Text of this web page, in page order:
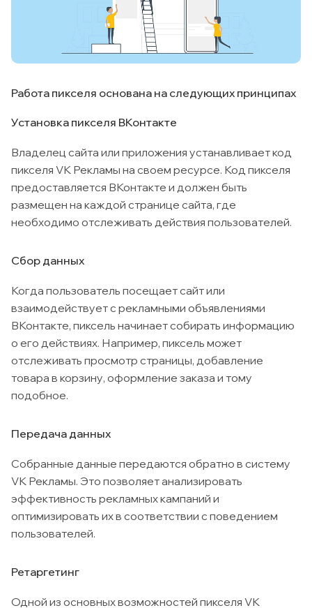
Работа пикселя основана на следующих принципах
Установка пикселя ВКонтакте
Владелец сайта или приложения устанавливает код
пикселя VK Рекламы на своем ресурсе. Код пикселя
предоставляется ВКонтакте и должен быть
размещен на каждой странице сайта, где
необходимо отслеживать действия пользователей.
Сбор данных
Когда пользователь посещает сайт или
взаимодействует с рекламными объявлениями
ВКонтакте, пиксель начинает собирать информацию
о его действиях. Например, пиксель может
отслеживать просмотр страницы, добавление
товара в корзину, оформление заказа и тому
подобное.
Передача данных
Собранные данные передаются обратно в систему
VK Рекламы. Это позволяет анализировать
эффективность рекламных кампаний и
оптимизировать их в соответствии с поведением
пользователей.
Ретаргетинг
Одной из основных возможностей пикселя VK